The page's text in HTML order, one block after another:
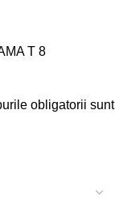
T 8
obligatorii sunt